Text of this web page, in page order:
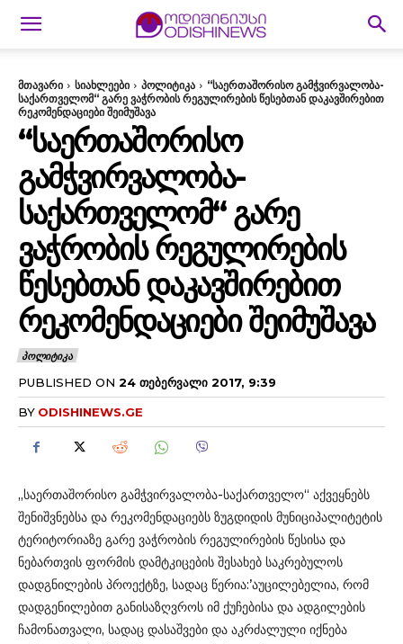
მთავარი სიახლეები პოლიტიკა
“საერთაშორისო გამჭვირვალობა-
საქართველომ“ გარე ვაჭრობის რეგულირების წესებთან დაკავშირებით
რეკომენდაციები შეიმუშავა
“ᲡᲐᲔᲠᲗᲐᲨᲝᲠᲘᲡᲝ
ᲒᲐᲛᲭᲕᲘᲠᲕᲐᲚᲝᲑᲐ-
ᲡᲐᲥᲐᲠᲗᲕᲔᲚᲝᲛ“ ᲒᲐᲠᲔ
ᲕᲐᲭᲠᲝᲑᲘᲡ ᲠᲔᲒᲣᲚᲘᲠᲔᲑᲘᲡ
ᲬᲔᲡᲔᲑᲗᲐᲜ ᲓᲐᲙᲐᲕᲨᲘᲠᲔᲑᲘᲗ
ᲠᲔᲙᲝᲛᲔᲜᲓᲐᲪᲘᲔᲑᲘ ᲨᲔᲘᲛᲣᲨᲐᲕᲐ
ᲞᲝᲚᲘᲢᲘᲙᲐ
PUBLISHED ON 24 ᲗᲔᲑᲔᲠᲕᲐᲚᲘ 2017, 9:39
BY ODISHINEWS.GE
„საერთაშორისო გამჭვირვალობა-საქართველო“ აქვეყნებს
შენიშვნებსა და რეკომენდაციებს ზუგდიდის მუნიციპალიტეტის
ტერიტორიაზე გარე ვაჭრობის რეგულირების წესისა და
ნებართვის ფორმის დამტკიცების შესახებ საკრებულოს
დადგნილების პროექტზე, სადაც წერია:’აუცილებელია, რომ
დადგენილებით განისაზღვროს იმ ქუჩებისა და ადგილების
ჩამონათვალი, სადაც დასაშვები და აკრძალული იქნება